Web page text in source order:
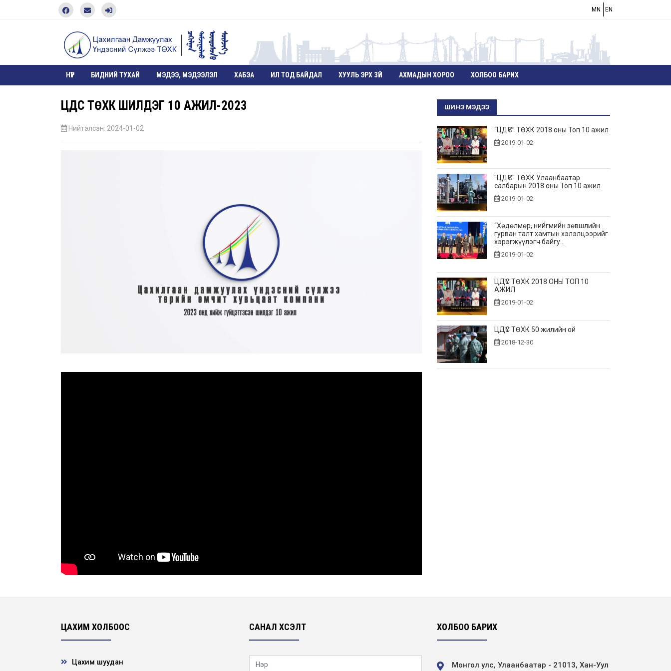
MN EN
НҮҮР БИДНИЙ ТУХАЙ МЭДЭЭ, МЭДЭЭЛЭЛ ХАБЭА ИЛ ТОД БАЙДАЛ ХУУЛЬ ЭРХ ЗҮЙ АХМАДЫН ХОРОО ХОЛБОО БАРИХ
ЦДҮС ТӨХК ШИЛДЭГ 10 АЖИЛ-2023
Нийтэлсэн: 2024-01-02
ШИНЭ МЭДЭЭ
“ЦДҮС” ТӨХК 2018 оны Топ 10 ажил
2019-01-02
"ЦДҮС" ТӨХК Улаанбаатар
салбарын 2018 оны Топ 10 ажил
2019-01-02
“Хөдөлмөр, нийгмийн зөвшлийн
гурван талт хамтын хэлэлцээрийг
хэрэгжүүлэгч байгу...
2019-01-02
ЦДҮС ТӨХК 2018 ОНЫ ТОП 10
АЖИЛ
2019-01-02
ЦДҮС ТӨХК 50 жилийн ой
2018-12-30
ЦАХИМ ХОЛБООС
Цахим шуудан
САНАЛ ХҮСЭЛТ ХОЛБОО БАРИХ
Монгол улс, Улаанбаатар - 21013, Хан-Уул